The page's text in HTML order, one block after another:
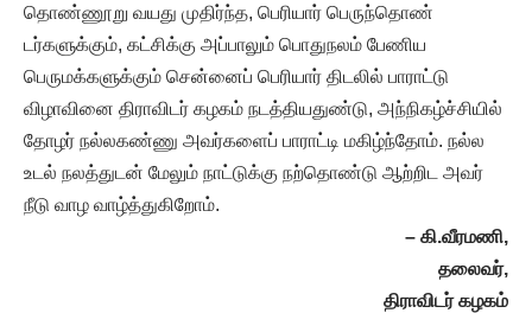
தொண்ணூறு வயது முதிர்ந்த, பெரியார் பெருந்தொண்
டர்களுக்கும், கட்சிக்கு அப்பாலும் பொதுநலம் பேணிய
பெருமக்களுக்கும் சென்னைப் பெரியார் திடலில் பாராட்டு
விழாவினை திராவிடர் கழகம் நடத்தியதுண்டு, அந்நிகழ்ச்சியில்
தோழர் நல்லகண்ணு அவர்களைப் பாராட்டி மகிழ்ந்தோம். நல்ல
உடல் நலத்துடன் மேலும் நாட்டுக்கு நற்தொண்டு ஆற்றிட அவர்
நீடு வாழ வாழ்த்துகிறோம்.
– கி.வீரமணி,
தலைவர்,
திராவிடர் கழகம்